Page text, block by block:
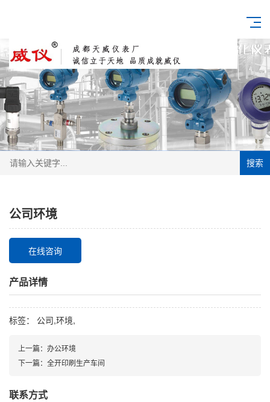
搜索
公司环境
在线咨询
产品详情
标签： 公司,环境,
上一篇：办公环境
下一篇：全开印刷生产车间
联系方式